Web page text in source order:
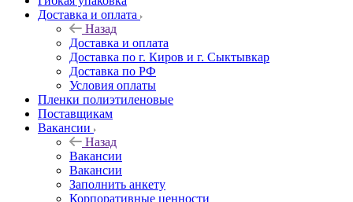
Доставка и оплата
Назад
Доставка и оплата
Доставка по г. Киров и г. Сыктывкар
Доставка по РФ
Условия оплаты
Пленки полиэтиленовые
Поставщикам
Вакансии
Назад
Вакансии
Вакансии
Заполнить анкету
Корпоративные ценности